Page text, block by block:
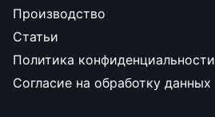
Производство
Статьи
Политика конфиденциальности
Согласие на обработку данных